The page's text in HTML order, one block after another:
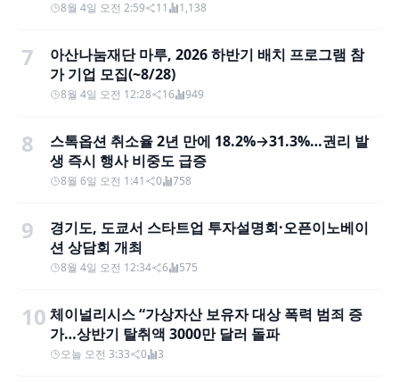
8월 4일 오전 2:59 11 1,138
7
아산나눔재단 마루, 2026 하반기 배치 프로그램 참
가 기업 모집(~8/28)
8월 4일 오전 12:28 16 949
8
스톡옵션 취소율 2년 만에 18.2%→31.3%…권리 발
생 즉시 행사 비중도 급증
8월 6일 오전 1:41 0 758
9
경기도, 도쿄서 스타트업 투자설명회·오픈이노베이
션 상담회 개최
8월 4일 오전 12:34 6 575
10 체이널리시스 “가상자산 보유자 대상 폭력 범죄 증
가…상반기 탈취액 3000만 달러 돌파
오늘 오전 3:33 0 3